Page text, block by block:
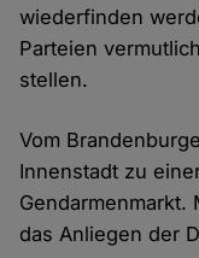
wiederfinden
Parteien
stellen.
Vom
Innenstadt zu
das Anliegen der